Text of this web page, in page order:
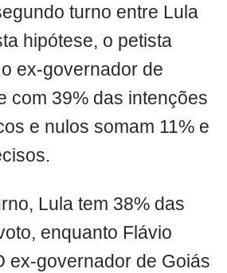
turno entre Lula
hipótese, o petista
ex-governador de
com 39% das intenções
e nulos somam 11% e
Lula tem 38% das
enquanto Flávio
ex-governador de Goiás